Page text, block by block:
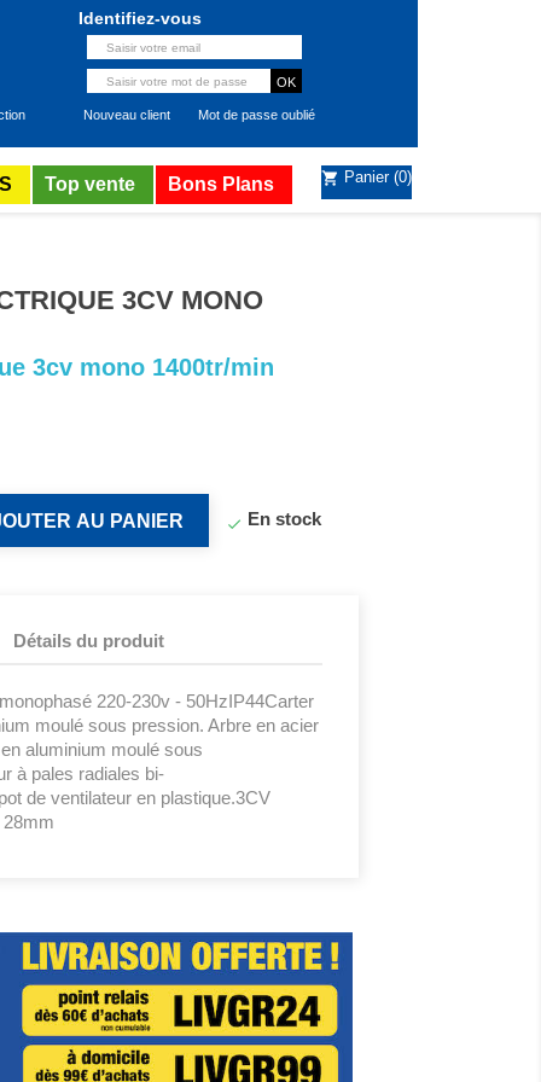
Identifiez-vous
Nouveau client Mot de passe oublié
shopping_cart Panier (0)
Top vente Bons Plans
3CV MONO
3cv mono 1400tr/min
AU PANIER  En stock
Détails du produit
220-230v - 50HzIP44Carter
moulé sous pression. Arbre en acier
aluminium moulé sous
à pales radiales bi-
de ventilateur en plastique.3CV